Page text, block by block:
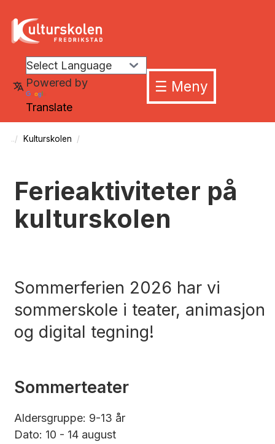
Powered by
Translate
☰ Meny
Kulturskolen
Ferieaktiviteter på
kulturskolen
Sommerferien 2026 har vi
sommerskole i teater, animasjon
og digital tegning!
Sommerteater
Aldersgruppe: 9-13 år
Dato: 10 - 14 august